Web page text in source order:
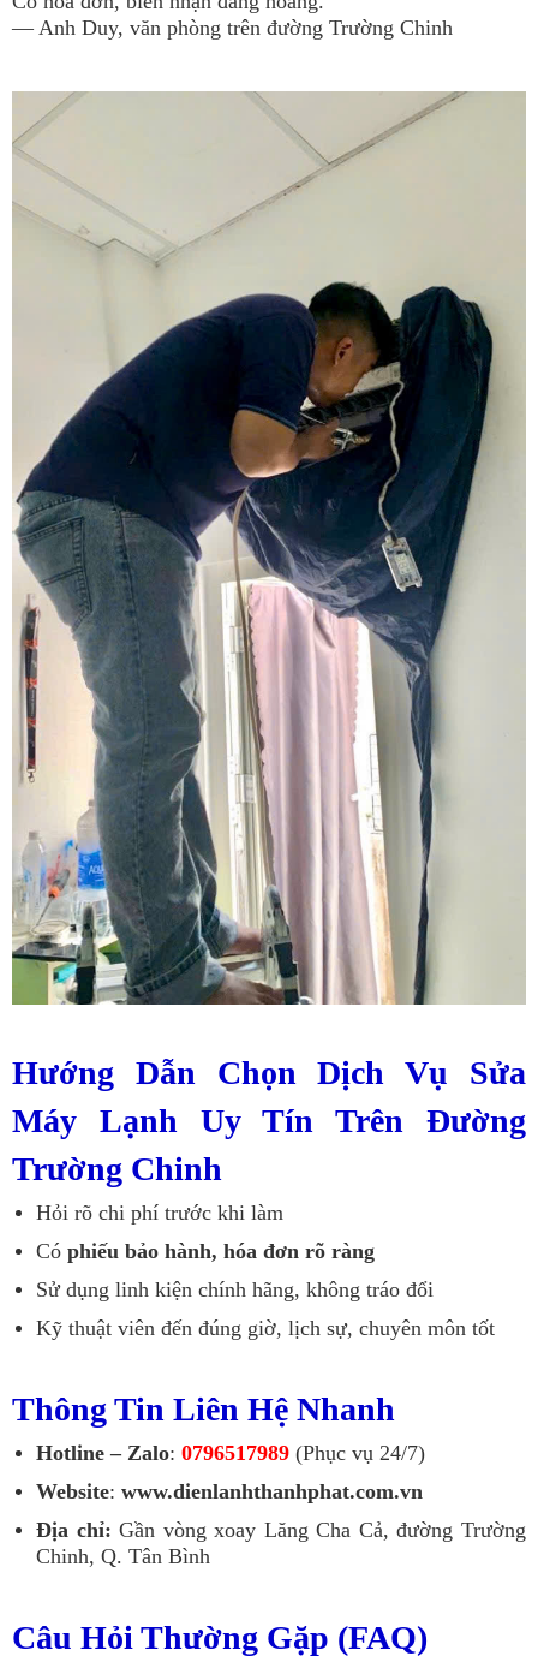
— Anh Duy, văn phòng trên đường Trường Chinh
Hướng Dẫn Chọn Dịch Vụ Sửa
Máy Lạnh Uy Tín Trên Đường
Trường Chinh
Hỏi rõ chi phí trước khi làm
Có phiếu bảo hành, hóa đơn rõ ràng
Sử dụng linh kiện chính hãng, không tráo đổi
Kỹ thuật viên đến đúng giờ, lịch sự, chuyên môn tốt
Thông Tin Liên Hệ Nhanh
Hotline – Zalo: 0796517989 (Phục vụ 24/7)
Website: www.dienlanhthanhphat.com.vn
Địa chỉ: Gần vòng xoay Lăng Cha Cả, đường Trường
Chinh, Q. Tân Bình
Câu Hỏi Thường Gặp (FAQ)